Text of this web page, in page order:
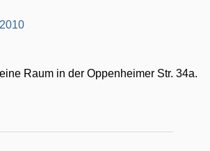
Raum in der Oppenheimer Str. 34a.